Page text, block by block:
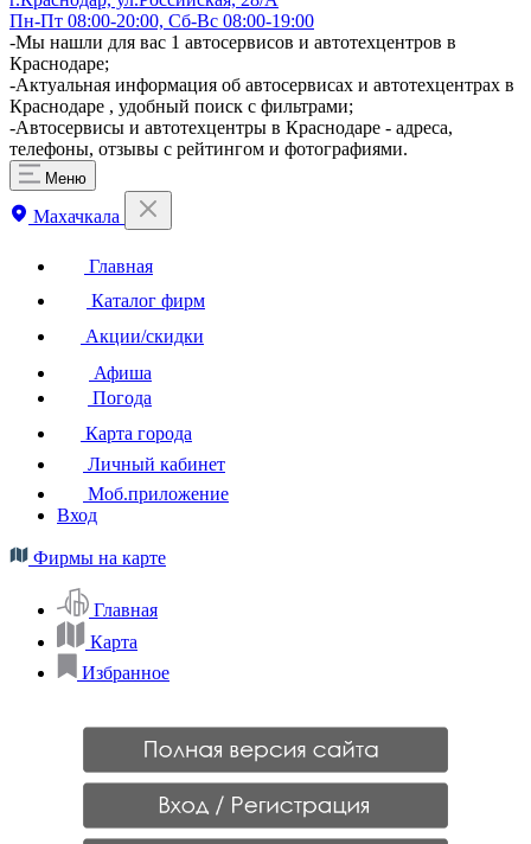
Пн-Пт 08:00-20:00, Сб-Вс 08:00-19:00
-Мы нашли для вас 1 автосервисов и автотехцентров в
Краснодаре;
-Актуальная информация об автосервисах и автотехцентрах в
Краснодаре , удобный поиск с фильтрами;
-Автосервисы и автотехцентры в Краснодаре - адреса,
телефоны, отзывы с рейтингом и фотографиями.
Меню
Махачкала
Главная
Каталог фирм
Акции/скидки
Афиша
Погода
Карта города
Личный кабинет
Моб.приложение
Вход
Фирмы на карте
Главная
Карта
Избранное